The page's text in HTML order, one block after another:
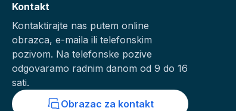
Kontakt
Kontaktirajte nas putem online
obrazca, e-maila ili telefonskim
pozivom. Na telefonske pozive
odgovaramo radnim danom od 9 do 16
sati.
Obrazac za kontakt